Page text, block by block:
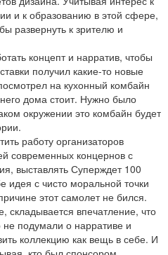
и к образованию в этой сфере,
развернуть к зрителю и
концепт и нарратив, чтобы
получил какие-то новые
на кухонный комбайн
дома стоит. Нужно было
окружении это комбайн будет
работу организаторов
современных концернов с
выставлять Суперждет 100
идея с чисто моральной точки
этот самолет не бился.
складывается впечатление, что
не подумали о нарративе и
коллекцию как вещь в себе. И